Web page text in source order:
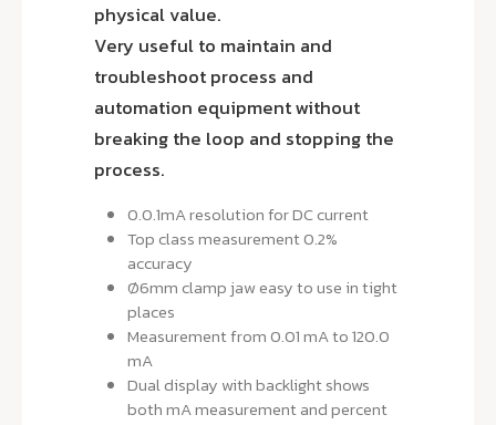
physical value.
Very useful to maintain and
troubleshoot process and
automation equipment without
breaking the loop and stopping the
process.
0.0.1mA resolution for DC current
Top class measurement 0.2%
accuracy
Ø6mm clamp jaw easy to use in tight
places
Measurement from 0.01 mA to 120.0
mA
Dual display with backlight shows
both mA measurement and percent